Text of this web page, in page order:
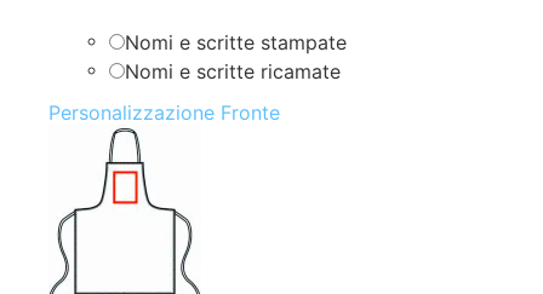
Nomi e scritte stampate
Nomi e scritte ricamate
Personalizzazione Fronte